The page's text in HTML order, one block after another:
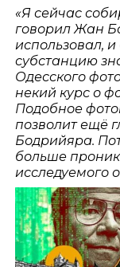
«Я сейчас
говорил Жан
использовал,
субстанцию
Одесского
некий курс о
Подобное
позволит ещё
Бодрийяра.
больше
исследуемого